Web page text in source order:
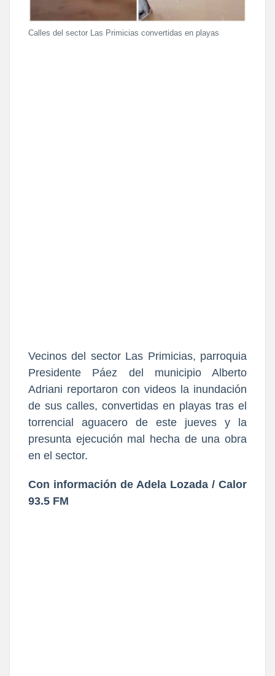
Calles del sector Las Primicias convertidas en playas
Vecinos del sector Las Primicias, parroquia
Presidente Páez del municipio Alberto
Adriani reportaron con videos la inundación
de sus calles, convertidas en playas tras el
torrencial aguacero de este jueves y la
presunta ejecución mal hecha de una obra
en el sector.
Con información de Adela Lozada / Calor
93.5 FM